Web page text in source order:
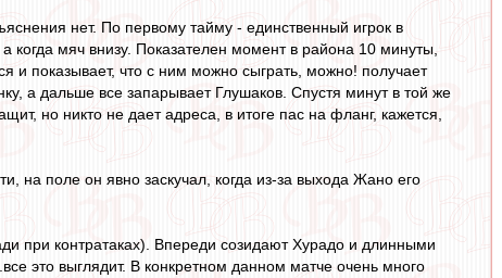
нет. По первому тайму - единственный игрок в
когда мяч внизу. Показателен момент в района 10 минуты,
и показывает, что с ним можно сыграть, можно! получает
а дальше все запарывает Глушаков. Спустя минут в той же
но никто не дает адреса, в итоге пас на фланг, кажется,
на поле он явно заскучал, когда из-за выхода Жано его
при контратаках). Впереди созидают Хурадо и длинными
это выглядит. В конкретном данном матче очень много